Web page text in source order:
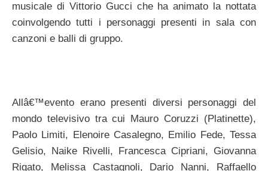
musicale di Vittorio Gucci che ha animato la nottata
coinvolgendo tutti i personaggi presenti in sala con
canzoni e balli di gruppo.
Allâ€™evento erano presenti diversi personaggi del
mondo televisivo tra cui Mauro Coruzzi (Platinette),
Paolo Limiti, Elenoire Casalegno, Emilio Fede, Tessa
Gelisio, Naike Rivelli, Francesca Cipriani, Giovanna
Rigato, Melissa Castagnoli, Dario Nanni, Raffaello